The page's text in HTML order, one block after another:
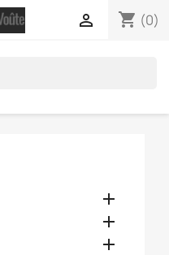
shopping_cart (0)



